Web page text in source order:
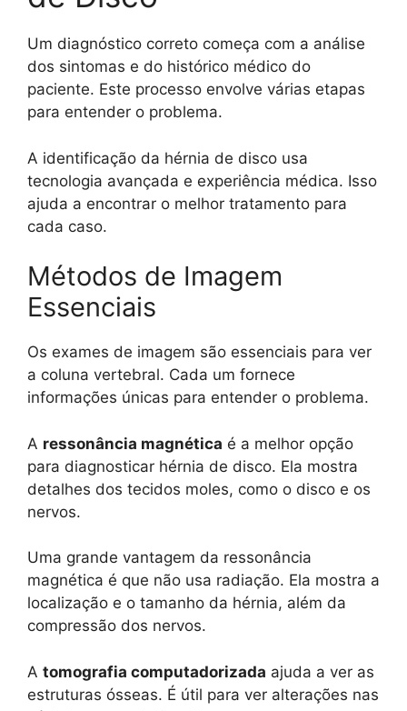
Um diagnóstico correto começa com a análise
dos sintomas e do histórico médico do
paciente. Este processo envolve várias etapas
para entender o problema.
A identificação da hérnia de disco usa
tecnologia avançada e experiência médica. Isso
ajuda a encontrar o melhor tratamento para
cada caso.
Métodos de Imagem
Essenciais
Os exames de imagem são essenciais para ver
a coluna vertebral. Cada um fornece
informações únicas para entender o problema.
A ressonância magnética é a melhor opção
para diagnosticar hérnia de disco. Ela mostra
detalhes dos tecidos moles, como o disco e os
nervos.
Uma grande vantagem da ressonância
magnética é que não usa radiação. Ela mostra a
localização e o tamanho da hérnia, além da
compressão dos nervos.
A tomografia computadorizada ajuda a ver as
estruturas ósseas. É útil para ver alterações nas